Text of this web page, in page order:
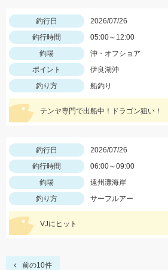
釣行日
2026/07/26
釣行時間
05:00～12:00
釣場
沖・オフショア
ポイント
伊良湖沖
釣り方
船釣り
テンヤ専門で出船中！ドラゴン狙い！
釣行日
2026/07/26
釣行時間
06:00～09:00
釣場
遠州灘海岸
釣り方
サーフルアー
VJにヒット
前の10件